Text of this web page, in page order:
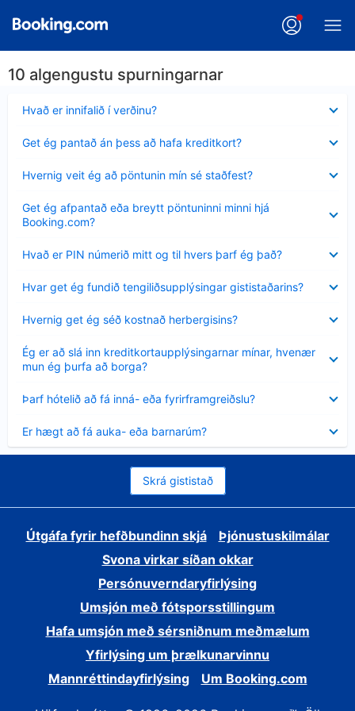
10 algengustu spurningarnar
Hvað er innifalið í verðinu?
sýnt
Get ég pantað án þess að hafa kreditkort?
sýnt
Hvernig veit ég að pöntunin mín sé staðfest?
sýnt
Get ég afpantað eða breytt pöntuninni minni hjá
Booking.com?
sýnt
Hvað er PIN númerið mitt og til hvers þarf ég það?
sýnt
Hvar get ég fundið tengiliðsupplýsingar gististaðarins?
sýnt
Hvernig get ég séð kostnað herbergisins?
sýnt
Ég er að slá inn kreditkortaupplýsingarnar mínar, hvenær
mun ég þurfa að borga?
Minna
sýnt
Þarf hótelið að fá inná- eða fyrirframgreiðslu?
sýnt
Er hægt að fá auka- eða barnarúm?
sýnt
Skrá gististað
Útgáfa fyrir hefðbundinn skjá
Þjónustuskilmálar
Svona virkar síðan okkar
Persónuverndaryfirlýsing
Umsjón með fótsporsstillingum
Hafa umsjón með sérsniðnum meðmælum
Yfirlýsing um þrælkunarvinnu
Mannréttindayfirlýsing
Um Booking.com